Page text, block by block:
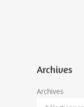
Archives
Archives